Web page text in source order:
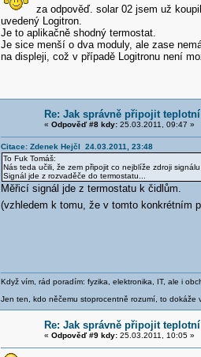
za odpověď. solar 02 jsem už
uvedený Logitron.
Je to aplikačně shodný termostat.
Je sice menší o dva moduly, ale zase
na displeji, což v případě Logitronu není
Re: Jak správně připojit
« Odpověď #8 kdy:25.03.2011, 09:47 »
Citace: Zdenek Hejčl 24.03.2011, 23:48
To Fuk Tomáš:
Nás teda učili, že zem připojit co nejblíže zdroji
Signál jde z rozvaděče do termostatu...
Měřicí signál jde z termostatu k čidlům.
(vzhledem k tomu, že v tomto
Když vím, rád poradím: fyzika, elektronika, IT, ale i
Jen ten, kdo něčemu stoprocentně rozumí, to dokáže
Re: Jak správně připojit
« Odpověď #9 kdy:25.03.2011, 10:05 »